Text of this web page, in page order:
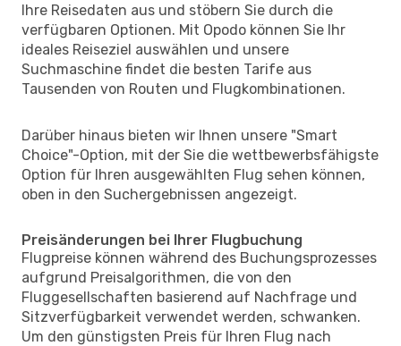
Ihre Reisedaten aus und stöbern Sie durch die
verfügbaren Optionen. Mit Opodo können Sie Ihr
ideales Reiseziel auswählen und unsere
Suchmaschine findet die besten Tarife aus
Tausenden von Routen und Flugkombinationen.
Darüber hinaus bieten wir Ihnen unsere "Smart
Choice"-Option, mit der Sie die wettbewerbsfähigste
Option für Ihren ausgewählten Flug sehen können,
oben in den Suchergebnissen angezeigt.
Preisänderungen bei Ihrer Flugbuchung
Flugpreise können während des Buchungsprozesses
aufgrund Preisalgorithmen, die von den
Fluggesellschaften basierend auf Nachfrage und
Sitzverfügbarkeit verwendet werden, schwanken.
Um den günstigsten Preis für Ihren Flug nach